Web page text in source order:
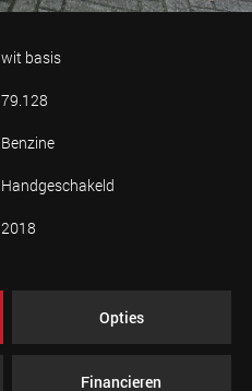
wit basis
79.128
Benzine
Handgeschakeld
2018
Opties
Financieren